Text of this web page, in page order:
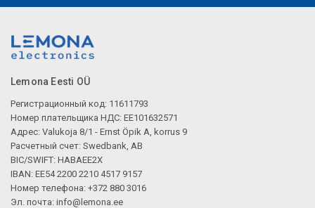
Описание искусственного интеллекта
Lemona Eesti OÜ
Регистрационный код: 11611793
Номер плательщика НДС: EE101632571
Адрес: Valukoja 8/1 - Ernst Öpik A, korrus 9
Расчетный счет: Swedbank, AB
BIC/SWIFT: HABAEE2X
IBAN: EE54 2200 2210 4517 9157
Номер телефона: +372 880 3016
Эл. почта: info@lemona.ee